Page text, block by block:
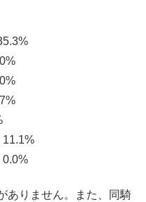
11.1%
0.0%
ありません。また、同騎